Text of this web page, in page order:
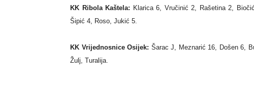
KK Ribola Kaštela: Klarica 6, Vručinić 2, Rašetina 2,
Šipić 4, Roso, Jukić 5.
KK Vrijednosnice Osijek: Šarac J, Meznarić 16, Došen 6,
Žulj, Turalija.